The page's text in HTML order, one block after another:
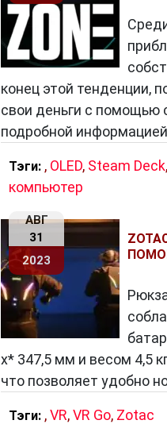
Помимо инноваций,
устойчивости и
отрицательное
ресурсосберегающие
В заключение,Zotac–
выдающееся качество
вдохновения для тех,
конец этой тенденции,
свои деньги с помощью
подробной
Тэги: , OLED, Steam Deck,
компьютер
АВГ
31
2023
x* 347,5 мм и весом 4,5
что позволяет удобно
Тэги: ,VR,VR Go, Zotac